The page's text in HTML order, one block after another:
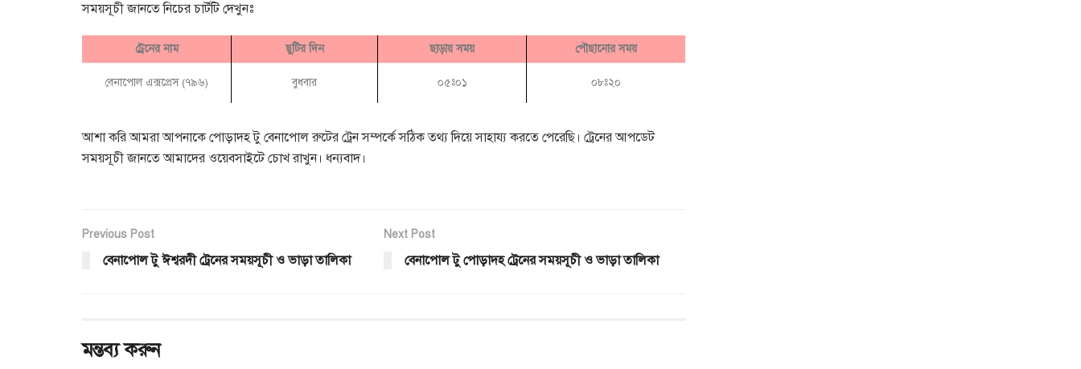
সময়সূচী জানতে নিচের চার্টটি দেখুনঃ
ট্রেনের নাম ছুটির দিন ছাড়ায় সময় পৌছানোর সময়
বেনাপোল এক্সপ্রেস (৭৯৬) বুধবার ০৫ঃ০১ ০৮ঃ২০
আশা করি আমরা আপনাকে পোড়াদহ টু বেনাপোল রুটের ট্রেন সম্পর্কে সঠিক তথ্য দিয়ে সাহায্য করতে পেরেছি। ট্রেনের আপডেট
সময়সূচী জানতে আমাদের ওয়েবসাইটে চোখ রাখুন। ধন্যবাদ।
Previous Post
বেনাপোল টু ঈশ্বরদী ট্রেনের সময়সূচী ও ভাড়া তালিকা
Next Post
বেনাপোল টু পোড়াদহ ট্রেনের সময়সূচী ও ভাড়া তালিকা
মন্তব্য করুন